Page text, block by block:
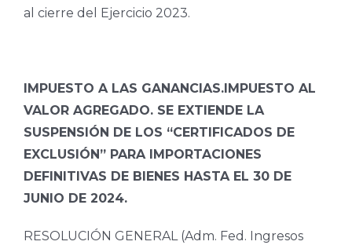
al cierre del Ejercicio 2023.
IMPUESTO A LAS GANANCIAS.IMPUESTO AL
VALOR AGREGADO. SE EXTIENDE LA
SUSPENSIÓN DE LOS “CERTIFICADOS DE
EXCLUSIÓN” PARA IMPORTACIONES
DEFINITIVAS DE BIENES HASTA EL 30 DE
JUNIO DE 2024.
RESOLUCIÓN GENERAL (Adm. Fed. Ingresos